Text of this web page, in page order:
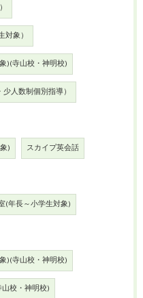
象）
)(寺山校・神明校)
人数制個別指導）
) スカイプ英会話
(年長～小学生対象)
)(寺山校・神明校)
校・神明校)